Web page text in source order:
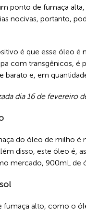
ponto de fumaça
nocivas, portanto,
é que esse óleo é
com transgênicos, é
barato e, em
dia 16 de fevereiro
do óleo de milho é
disso, este óleo é,
mercado, 900mL de
fumaça alto, como o